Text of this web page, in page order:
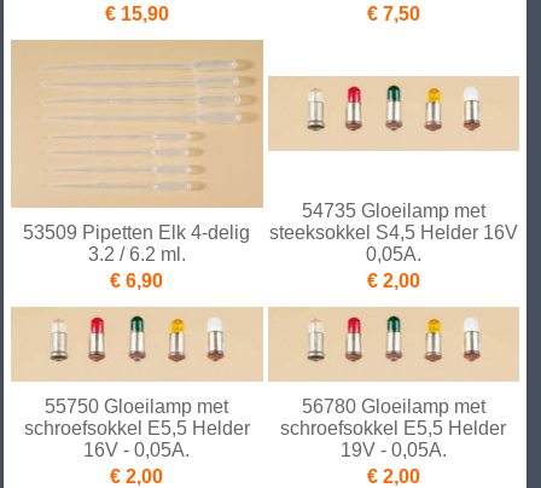
€ 15,90 € 7,50
53509 Pipetten Elk 4-delig
3.2 / 6.2 ml.
€ 6,90
54735 Gloeilamp met
steeksokkel S4,5 Helder 16V
0,05A.
€ 2,00
55750 Gloeilamp met
schroefsokkel E5,5 Helder
16V - 0,05A.
€ 2,00
56780 Gloeilamp met
schroefsokkel E5,5 Helder
19V - 0,05A.
€ 2,00